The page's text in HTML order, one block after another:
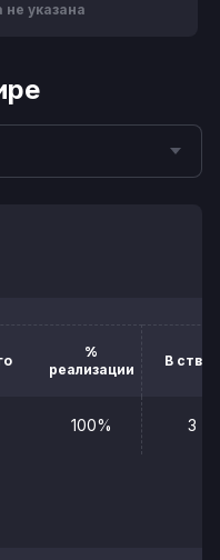
указана
%
реализации
В створ
100% 3